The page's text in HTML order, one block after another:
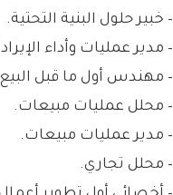
– خبير حلول البنية التحتية.
– مدير عمليات وأداء
– مهندس أول ما قبل
– محلل عمليات مبيعات.
– مدير عمليات مبيعات.
– محلل تجاري.